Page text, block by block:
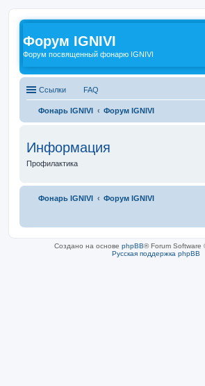
Форум IGNIVI
Форум посвященный фонарю IGNIVI
Ссылки FAQ
Фонарь IGNIVI Форум IGNIVI
Информация
Профилактика
Фонарь IGNIVI Форум IGNIVI
Создано на основе phpBB® Forum Software
Русская поддержка phpBB